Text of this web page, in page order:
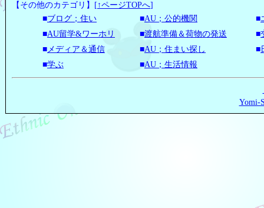
【その他のカテゴリ】 [ ↑ページTOPへ]
■ブログ；住い ■AU；公的機関 ■
■AU留学&ワーホリ ■渡航準備＆荷物の発送 ■
■メディア＆通信 ■AU；住まい探し ■
■学ぶ ■AU；生活情報
Yomi-